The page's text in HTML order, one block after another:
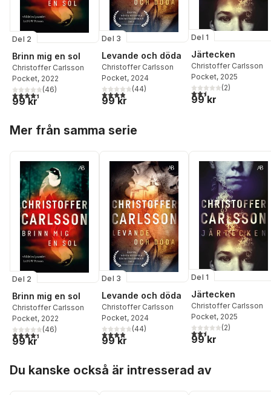
Del 2
Brinn mig en sol
Christoffer Carlsson
Pocket, 2022
4,4utav 5 stjärnor. Totalt antal röster:
(46)
99 kr
Del 3
Levande och döda
Christoffer Carlsson
Pocket, 2024
3,9utav 5 stjärnor. Totalt antal röster:
(44)
99 kr
Del 1
Järtecken
Christoffer Carlsson
Pocket, 2025
2,5utav 5 stjärnor.
(2)
99 kr
Mer från samma serie
Del 2
Brinn mig en sol
Christoffer Carlsson
Pocket, 2022
4,4utav 5 stjärnor. Totalt antal röster:
(46)
99 kr
Del 3
Levande och döda
Christoffer Carlsson
Pocket, 2024
3,9utav 5 stjärnor. Totalt antal röster:
(44)
99 kr
Del 1
Järtecken
Christoffer Carlsson
Pocket, 2025
2,5utav 5 stjärnor.
(2)
99 kr
Du kanske också är intresserad av